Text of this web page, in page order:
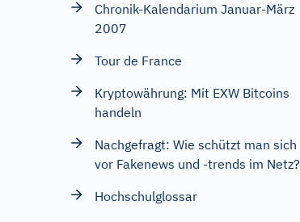
Chronik-Kalendarium Januar-März
2007
Tour de France
Kryptowährung: Mit EXW Bitcoins
handeln
Nachgefragt: Wie schützt man sich
vor Fakenews und -trends im Netz?
Hochschulglossar